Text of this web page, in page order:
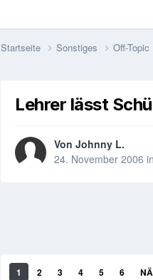
Startseite Sonstiges Off-Topic
Lehrer lässt
Von Johnny L.
24. November 2006 in
1 2 3 4 5 6